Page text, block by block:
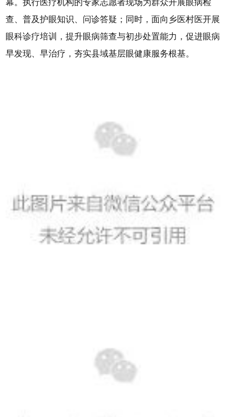
幕。执行医疗机构的专家志愿者现场为群众开展眼病检
查、普及护眼知识、问诊答疑；同时，面向乡医村医开展
眼科诊疗培训，提升眼病筛查与初步处置能力，促进眼病
早发现、早治疗，夯实县域基层眼健康服务根基。